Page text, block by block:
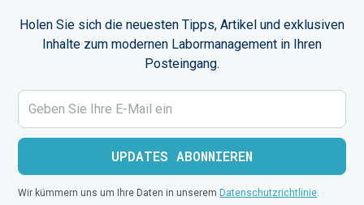
Holen Sie sich die neuesten Tipps, Artikel und exklusiven
Inhalte zum modernen Labormanagement in Ihren
Posteingang.
Wir kümmern uns um Ihre Daten in unseremDatenschutzrichtlinie